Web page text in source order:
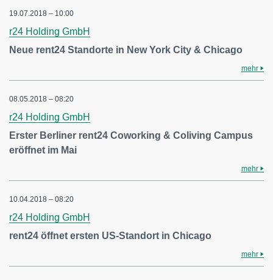
19.07.2018 – 10:00
r24 Holding GmbH
Neue rent24 Standorte in New York City & Chicago
mehr
08.05.2018 – 08:20
r24 Holding GmbH
Erster Berliner rent24 Coworking & Coliving Campus
eröffnet im Mai
mehr
10.04.2018 – 08:20
r24 Holding GmbH
rent24 öffnet ersten US-Standort in Chicago
mehr